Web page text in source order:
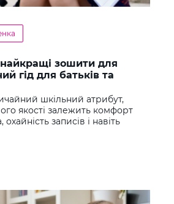
зошити для
гід для батьків та
шкільний атрибут,
якості залежить комфорт
записів і навіть